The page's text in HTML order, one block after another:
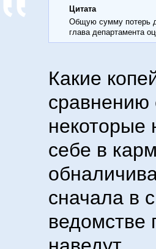
Цитата
Общую сумму потерь
глава департамента
Какие
сравнению
некоторые
себе в
сначала в
ведомстве